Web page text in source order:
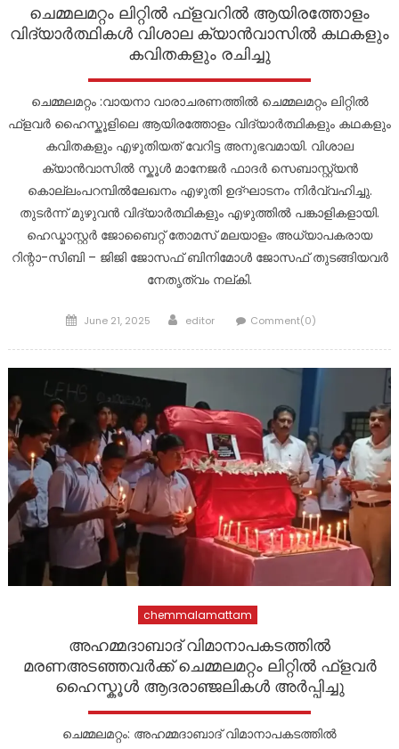
ചെമ്മലമറ്റം ലിറ്റിൽ ഫ്ളവറിൽ ആയിരത്തോളം
വിദ്യാർത്ഥികൾ വിശാല ക്യാൻവാസിൽ കഥകളും
കവിതകളും രചിച്ചു
ചെമ്മലമറ്റം :വായനാ വാരാചരണത്തിൽ ചെമ്മലമറ്റം ലിറ്റിൽ
ഫ്ളവർ ഹൈസ്കൂളിലെ ആയിരത്തോളം വിദ്യാർത്ഥികളും കഥകളും
കവിതകളും എഴുതിയത് വേറിട്ട അനുഭവമായി. വിശാല
ക്യാൻവാസിൽ സ്കൂൾ മാനേജർ ഫാദർ സെബാസ്റ്റ്യൻ
കൊല്ലംപറമ്പിൽലേഖനം എഴുതി ഉദ്ഘാടനം നിർവ്വഹിച്ചു.
തുടർന്ന് മുഴുവൻ വിദ്യാർത്ഥികളും എഴുത്തിൽ പങ്കാളികളായി.
ഹെഡ്മാസ്റ്റർ ജോബൈറ്റ് തോമസ് മലയാളം അധ്യാപകരായ
റിന്റാ-സിബി – ജിജി ജോസഫ് ബിനിമോൾ ജോസഫ് തുടങ്ങിയവർ
നേതൃത്വം നല്കി.
Posted
June 21, 2025 Author
editor Comment(0)
chemmalamattam
അഹമ്മദാബാദ് വിമാനാപകടത്തിൽ
മരണഅടഞ്ഞവർക്ക് ചെമ്മലമറ്റം ലിറ്റിൽ ഫ്ളവർ
ഹൈസ്കൂൾ ആദരാഞ്ജലികൾ അർപ്പിച്ചു
ചെമ്മലമറ്റം: അഹമ്മദാബാദ് വിമാനാപകടത്തിൽ